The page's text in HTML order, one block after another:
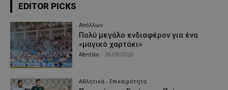
EDITOR PICKS
Απόλλων
Πολύ μεγάλο ενδιαφέρον για ένα
«μαγικό χαρτάκι»
Afentiko 06/08/2026
Αθλητικά - Επικαιρότητα